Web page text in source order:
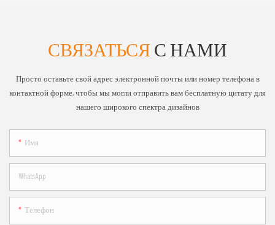
СВЯЗАТЬСЯС НАМИ
Просто оставьте свой адрес электронной почты или номер телефона в
контактной форме, чтобы мы могли отправить вам бесплатную цитату для
нашего широкого спектра дизайнов
Имя
WhatsApp
Телефон